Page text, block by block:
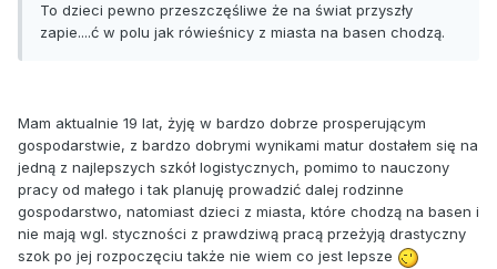
To dzieci pewno przeszczęśliwe że na świat przyszły
zapie....ć w polu jak rówieśnicy z miasta na basen chodzą.
Mam aktualnie 19 lat, żyję w bardzo dobrze prosperującym
gospodarstwie, z bardzo dobrymi wynikami matur dostałem się na
jedną z najlepszych szkół logistycznych, pomimo to nauczony
pracy od małego i tak planuję prowadzić dalej rodzinne
gospodarstwo, natomiast dzieci z miasta, które chodzą na basen i
nie mają wgl. styczności z prawdziwą pracą przeżyją drastyczny
szok po jej rozpoczęciu także nie wiem co jest lepsze